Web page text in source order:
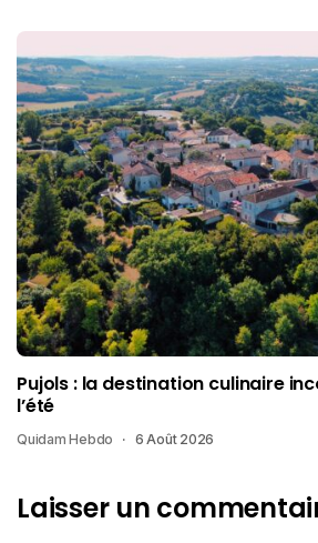
Pujols : la destination culinaire
l’été
Quidam Hebdo 6 Août 2026
Laisser un